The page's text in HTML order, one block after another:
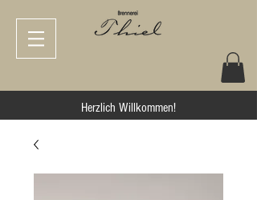
Herzlich Willkommen!